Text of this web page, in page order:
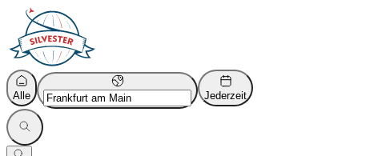
Alle Jederzeit